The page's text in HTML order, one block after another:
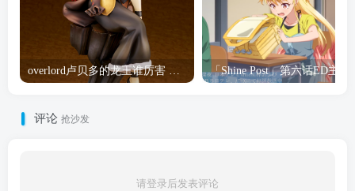
评论 抢沙发
请登录后发表评论